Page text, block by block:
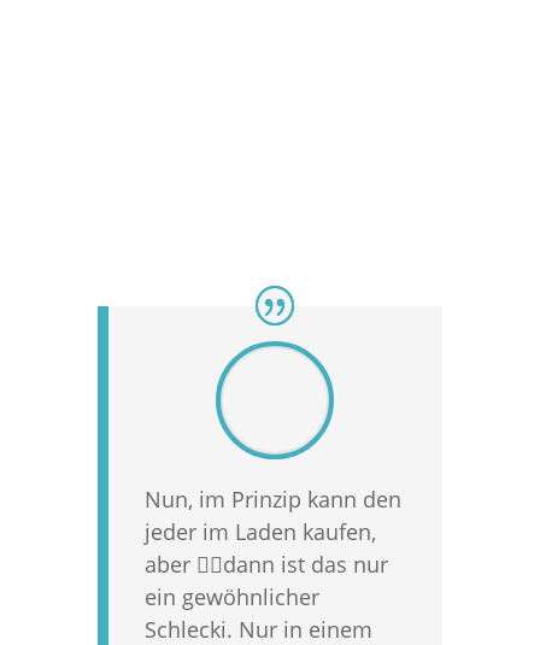
Nun, im Prinzip kann den
jeder im Laden kaufen,
aber ☝🏻dann ist das nur
ein gewöhnlicher
Schlecki. Nur in einem